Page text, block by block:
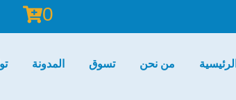
0
الرئيسية من نحن تسوق المدونة